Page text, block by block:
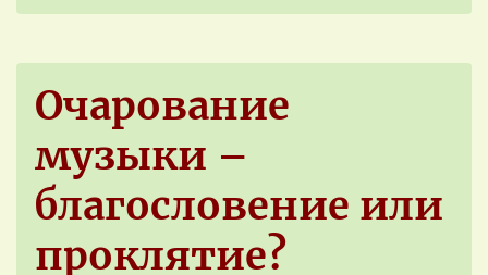
Очарование
музыки –
благословение или
проклятие?